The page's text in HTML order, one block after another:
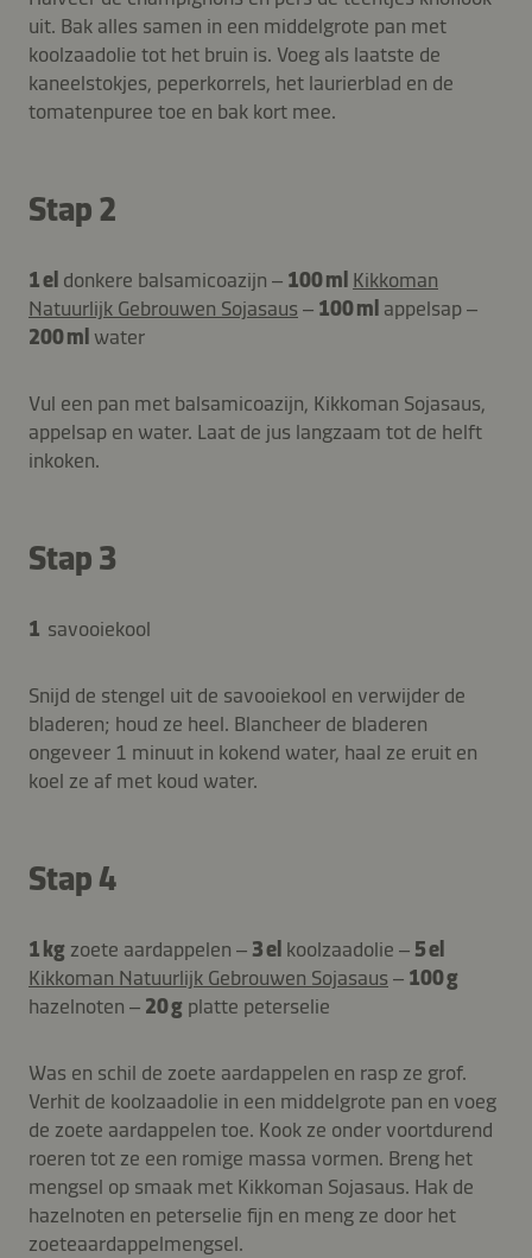
uit. Bak alles samen in een middelgrote pan met
koolzaadolie tot het bruin is. Voeg als laatste de
kaneelstokjes, peperkorrels, het laurierblad en de
tomatenpuree toe en bak kort mee.
Stap 2
1 el donkere balsamicoazijn – 100 ml Kikkoman
Natuurlijk Gebrouwen Sojasaus – 100 ml appelsap –
200 ml water
Vul een pan met balsamicoazijn, Kikkoman Sojasaus,
appelsap en water. Laat de jus langzaam tot de helft
inkoken.
Stap 3
1 savooiekool
Snijd de stengel uit de savooiekool en verwijder de
bladeren; houd ze heel. Blancheer de bladeren
ongeveer 1 minuut in kokend water, haal ze eruit en
koel ze af met koud water.
Stap 4
1 kg zoete aardappelen – 3 el koolzaadolie – 5 el
Kikkoman Natuurlijk Gebrouwen Sojasaus – 100 g
hazelnoten – 20 g platte peterselie
Was en schil de zoete aardappelen en rasp ze grof.
Verhit de koolzaadolie in een middelgrote pan en voeg
de zoete aardappelen toe. Kook ze onder voortdurend
roeren tot ze een romige massa vormen. Breng het
mengsel op smaak met Kikkoman Sojasaus. Hak de
hazelnoten en peterselie fijn en meng ze door het
zoeteaardappelmengsel.